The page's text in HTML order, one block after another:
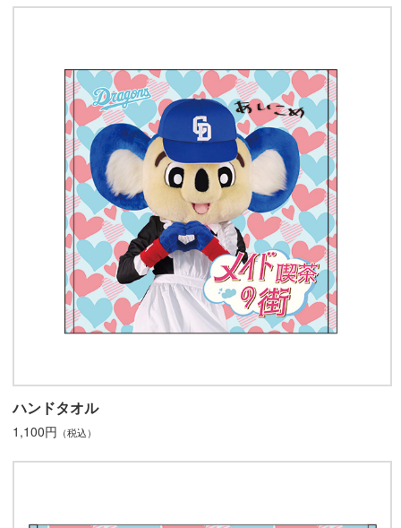
ハンドタオル
1,100円 （税込）